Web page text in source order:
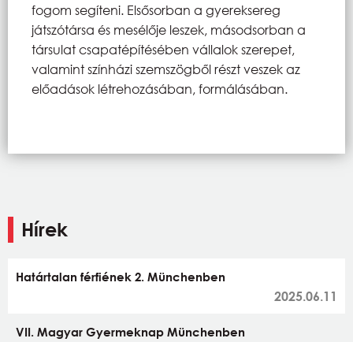
fogom segíteni. Elsősorban a gyereksereg
játszótársa és mesélője leszek, másodsorban a
társulat csapatépítésében vállalok szerepet,
valamint színházi szemszögből részt veszek az
előadások létrehozásában, formálásában.
Hírek
Határtalan férfiének 2. Münchenben
2025.06.11
VII. Magyar Gyermeknap Münchenben